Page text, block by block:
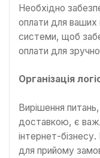
Необхідно
оплати для ваших
системи, щоб
оплати для
Організація
Вирішення
доставкою, є
інтернет-
для прийому